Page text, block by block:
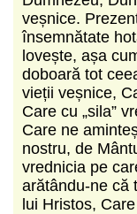
veșnice.
însemnătate
lovește, așa
doboară tot
vieții veșnice,
Care cu „sila”
Care ne
nostru, de
vrednicia pe
arătându-ne că
lui Hristos,